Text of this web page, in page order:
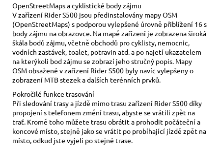
OpenStreetMaps a cyklistické body zájmu
V zařízení Rider S500 jsou předinstalovány mapy OSM
(OpenStreetMaps) s podporou vylepšené úrovně přiblížení 16 s
body zájmu na obrazovce. Na mapě zařízení je zobrazena široká
škála bodů zájmu, včetně obchodů pro cyklisty, nemocnic,
vodních zastávek, toalet, potravin atd. a po najetí ukazatelem
na kterýkoli bod zájmu se zobrazí jeho stručný popis. Mapy
OSM obsažené v zařízení Rider S500 byly navíc vylepšeny o
zobrazení MTB stezek a dalších terénních prvků.
Pokročilé funkce trasování
Při sledování trasy a jízdě mimo trasu zařízení Rider S500 díky
propojení s telefonem změní trasu, abyste se vrátili zpět na
trať. Kromě toho můžete trasu obrátit a prohodit počáteční a
koncové místo, stejně jako se vrátit po probíhající jízdě zpět na
místo, odkud jste vyjeli po stejné trase.